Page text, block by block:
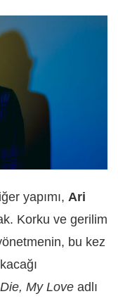
yapımı, Ari
Korku ve gerilim
bu kez
Die, My Love adlı